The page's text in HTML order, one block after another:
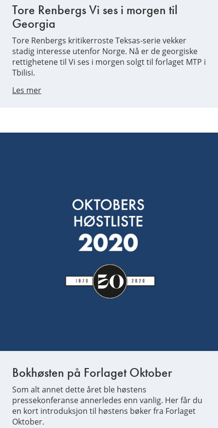
Tore Renbergs Vi ses i morgen til
Georgia
Tore Renbergs kritikerroste Teksas-serie vekker
stadig interesse utenfor Norge. Nå er de georgiske
rettighetene til Vi ses i morgen solgt til forlaget MTP i
Tbilisi.
Les mer
Bokhøsten på Forlaget Oktober
Som alt annet dette året ble høstens
pressekonferanse annerledes enn vanlig. Her får du
en kort introduksjon til høstens bøker fra Forlaget
Oktober.